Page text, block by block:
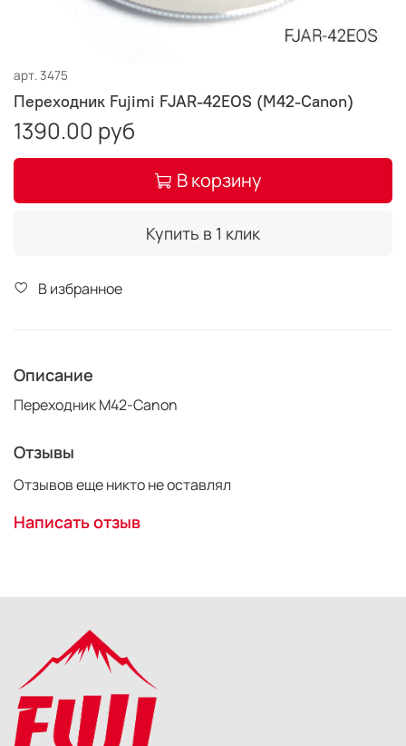
арт.3475
Переходник Fujimi FJAR-42EOS (M42-Canon)
1390.00 руб
В корзину
Купить в 1 клик
В избранное
Описание
Переходник M42-Canon
Отзывы
Отзывов еще никто не оставлял
Написать отзыв